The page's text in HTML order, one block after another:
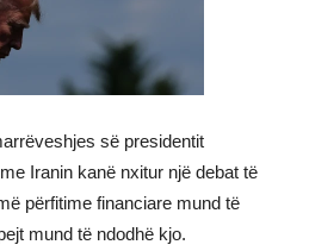
së presidentit
Iranin kanë nxitur një debat të
përfitime financiare mund të
mund të ndodhë kjo.